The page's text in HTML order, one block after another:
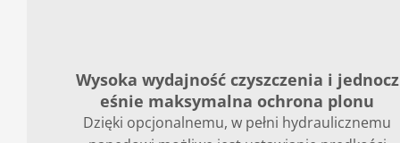
Wysoka wydajność czyszczenia i jednocz
eśnie maksymalna ochrona plonu
Dzięki opcjonalnemu, w pełni hydraulicznemu